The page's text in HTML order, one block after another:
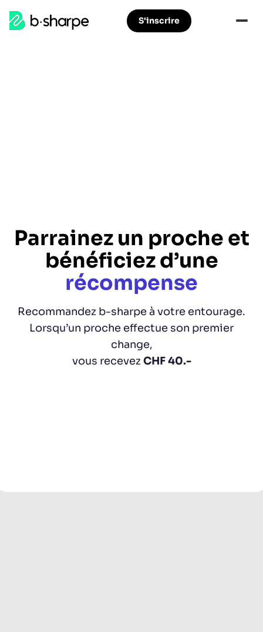
Aller
Aller
b-
sharpe
S'inscrire
Parrainez un proche et
bénéficiez d’une
récompense
Recommandez b-sharpe à votre entourage.
Lorsqu’un proche effectue son premier
change,
vous recevez CHF 40.-